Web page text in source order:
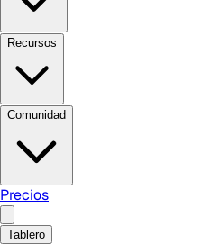
Recursos
Comunidad
Precios
Tablero